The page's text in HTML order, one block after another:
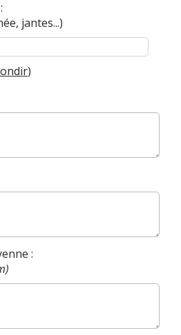
jantes...)
)
: